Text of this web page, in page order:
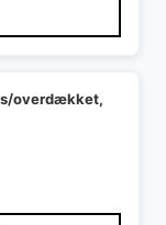
overdækket,